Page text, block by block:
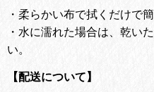
・ 柔らかい布で拭くだけで
・ 水に濡れた場合は、乾い
い。
【配送について】